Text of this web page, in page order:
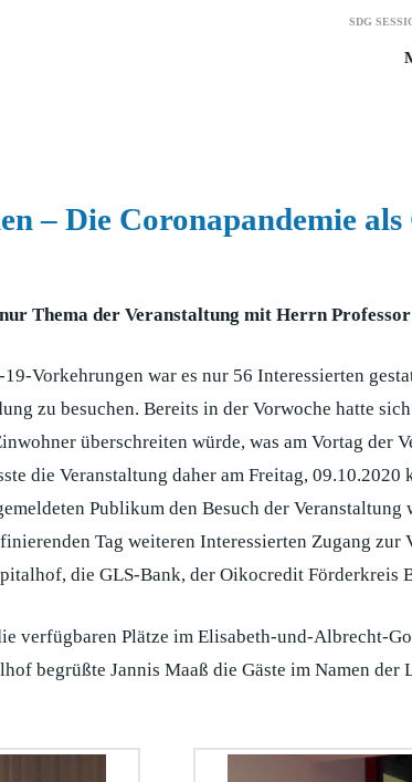
SDG
– Die Coronapandemie
Thema der Veranstaltung mit Herrn
Vorkehrungen war es nur 56 Interessierten
zu besuchen. Bereits in der Vorwoche hatte
überschreiten würde, was am Vortag der
die Veranstaltung daher am Freitag,
Publikum den Besuch der
Tag weiteren Interessierten Zugang
die GLS-Bank, der Oikocredit
verfügbaren Plätze im Elisabeth-und-Albrecht-
begrüßte Jannis Maaß die Gäste im Namen